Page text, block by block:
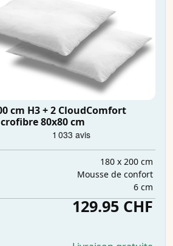
cm H3 + 2 CloudComfort
80x80 cm
180 x 200 cm
Mousse de confort
6 cm
129.95 CHF